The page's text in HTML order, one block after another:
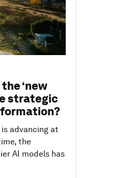
‘new
strategic
advancing at
the
AI models has